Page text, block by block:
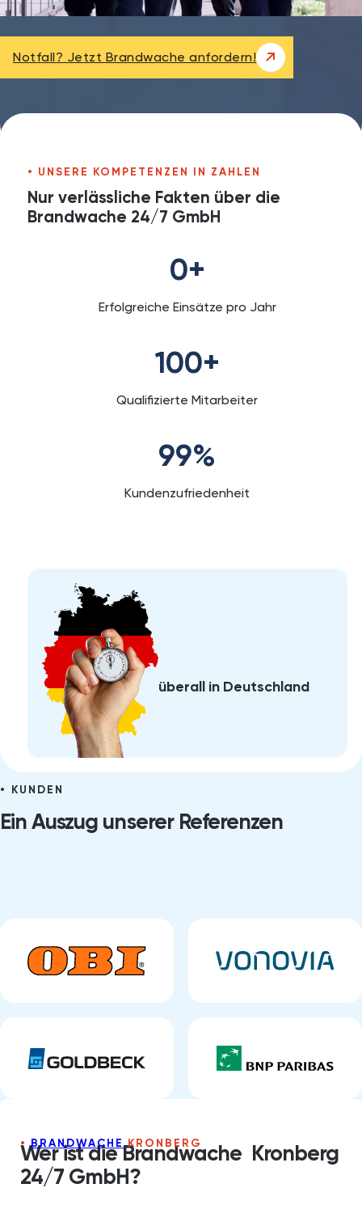
Notfall? Jetzt Brandwache anfordern!
UNSERE KOMPETENZEN IN ZAHLEN
Nur verlässliche Fakten über die
Brandwache 24/7 GmbH
0+
Erfolgreiche Einsätze pro Jahr
100+
Qualifizierte Mitarbeiter
99%
Kundenzufriedenheit
überall in Deutschland
KUNDEN
Ein Auszug unserer Referenzen
BRANDWACHEKRONBERG
Wer ist die Brandwache Kronberg
24/7 GmbH?